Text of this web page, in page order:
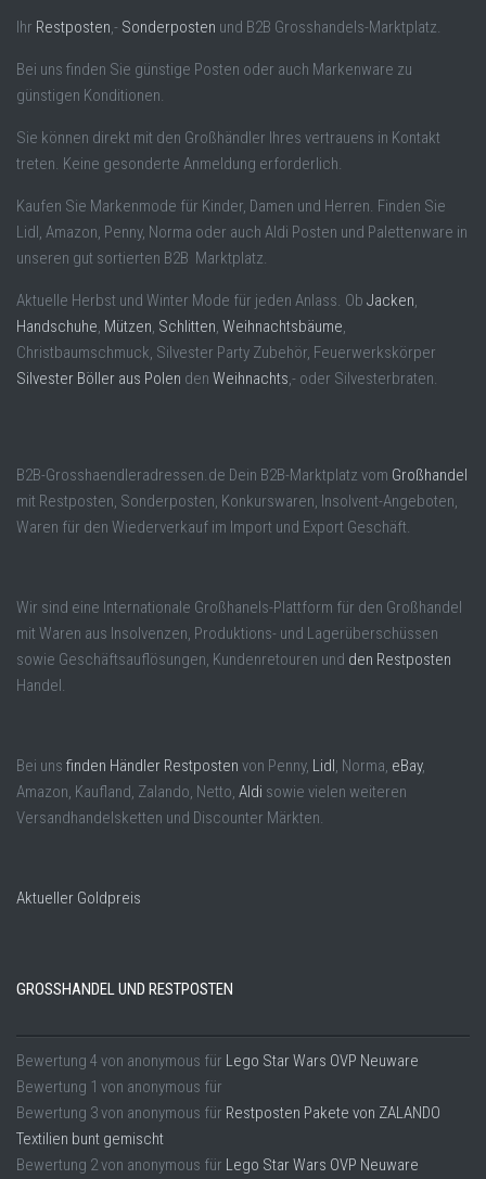
Ihr Restposten ,- Sonderposten und B2B Grosshandels-Marktplatz.
Bei uns finden Sie günstige Posten oder auch Markenware zu
günstigen Konditionen.
Sie können direkt mit den Großhändler Ihres vertrauens in Kontakt
treten. Keine gesonderte Anmeldung erforderlich.
Kaufen Sie Markenmode für Kinder, Damen und Herren. Finden Sie
Lidl, Amazon, Penny, Norma oder auch Aldi Posten und Palettenware in
unseren gut sortierten B2B Marktplatz.
Aktuelle Herbst und Winter Mode für jeden Anlass. Ob Jacken
Handschuhe Mützen Schlitten Weihnachtsbäume
Christbaumschmuck, Silvester Party Zubehör, Feuerwerkskörper
Silvester Böller aus Polen den Weihnachts ,- oder Silvesterbraten.
B2B-Grosshaendleradressen.de Dein B2B-Marktplatz vom Großhandel
mit Restposten, Sonderposten, Konkurswaren, Insolvent-Angeboten,
Waren für den Wiederverkauf im Import und Export Geschäft.
Wir sind eine Internationale Großhanels-Plattform für den Großhandel
mit Waren aus Insolvenzen, Produktions- und Lagerüberschüssen
sowie Geschäftsauflösungen, Kundenretouren und den Restposten
Handel.
Bei uns finden Händler Restposten von Penny, Lidl , Norma, eBay,
Amazon, Kaufland, Zalando, Netto, Aldi sowie vielen weiteren
Versandhandelsketten und Discounter Märkten.
Aktueller Goldpreis
GROSSHANDEL UND RESTPOSTEN
Bewertung 4 von anonymous für Lego Star Wars OVP Neuware
Bewertung 1 von anonymous für
Bewertung 3von anonymous für Restposten Pakete von ZALANDO
Textilien bunt gemischt
Bewertung 2von anonymous für Lego Star Wars OVP Neuware